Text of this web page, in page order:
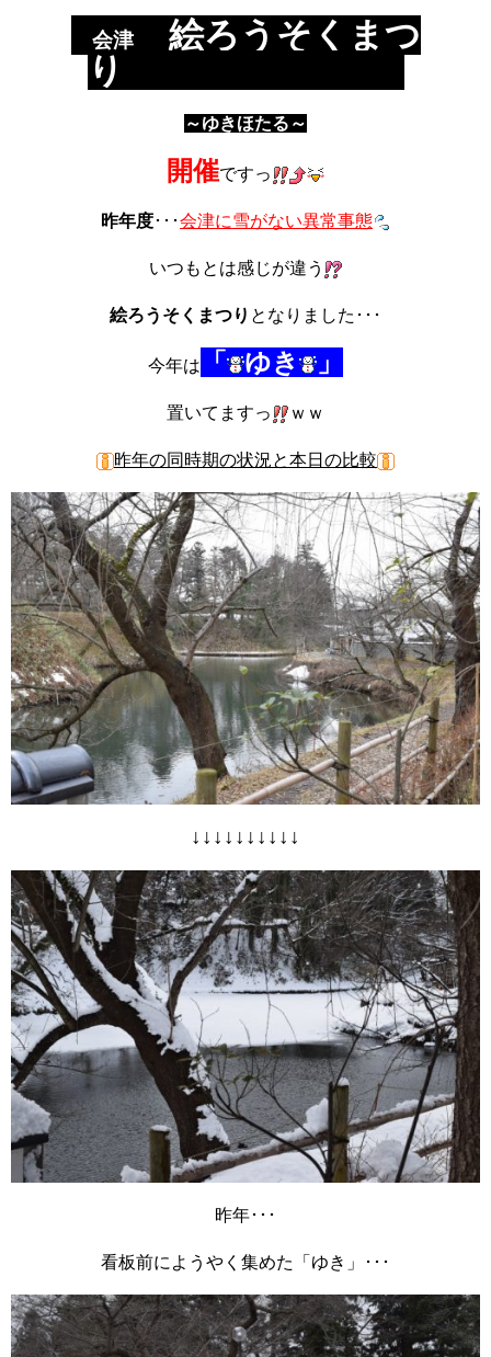
会津絵ろうそくまつ
り
～ゆきほたる～
開催ですっ
昨年度･･･会津に雪がない異常事態
いつもとは感じが違う
絵ろうそくまつり となりました･･･
今年は 「 ゆき 」
置いてますっ ｗｗ
昨年の同時期の状況と本日の比較
↓↓↓↓↓↓↓↓↓↓
昨年･･･
看板前にようやく集めた「ゆき」･･･